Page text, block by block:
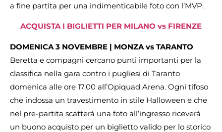
a fine partita per una indimenticabile foto con l’MVP.
ACQUISTA I BIGLIETTI PER MILANO vs FIRENZE
DOMENICA 3 NOVEMBRE | MONZA vs TARANTO
Beretta e compagni cercano punti importanti per la
classifica nella gara contro i pugliesi di Taranto
domenica alle ore 17.00 all’Opiquad Arena. Ogni tifoso
che indossa un travestimento in stile Halloween e che
nel pre-partita scatterà una foto all’ingresso riceverà
un buono acquisto per un biglietto valido per lo storico